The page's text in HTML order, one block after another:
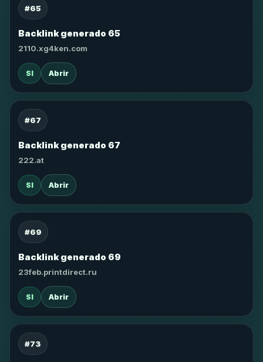
#65
Backlink generado 65
2110.xg4ken.com
SI Abrir
#67
Backlink generado 67
222.at
SI Abrir
#69
Backlink generado 69
23feb.printdirect.ru
SI Abrir
#73